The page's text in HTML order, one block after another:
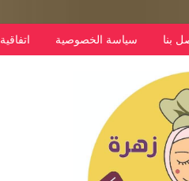
بنا سياسة الخصوصية